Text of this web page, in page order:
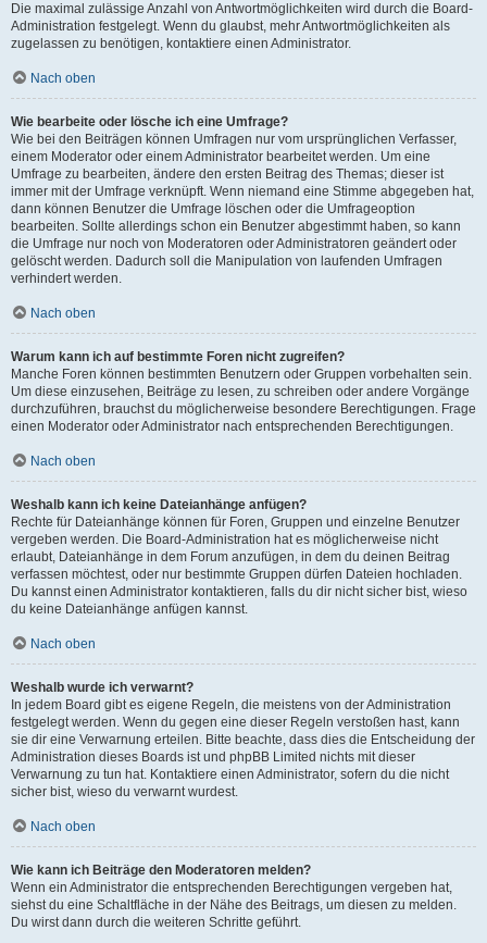
Die maximal zulässige Anzahl von Antwortmöglichkeiten wird durch die Board-
Administration festgelegt. Wenn du glaubst, mehr Antwortmöglichkeiten als
zugelassen zu benötigen, kontaktiere einen Administrator.
Nach oben
Wie bearbeite oder lösche ich eine Umfrage?
Wie bei den Beiträgen können Umfragen nur vom ursprünglichen Verfasser,
einem Moderator oder einem Administrator bearbeitet werden. Um eine
Umfrage zu bearbeiten, ändere den ersten Beitrag des Themas; dieser ist
immer mit der Umfrage verknüpft. Wenn niemand eine Stimme abgegeben hat,
dann können Benutzer die Umfrage löschen oder die Umfrageoption
bearbeiten. Sollte allerdings schon ein Benutzer abgestimmt haben, so kann
die Umfrage nur noch von Moderatoren oder Administratoren geändert oder
gelöscht werden. Dadurch soll die Manipulation von laufenden Umfragen
verhindert werden.
Nach oben
Warum kann ich auf bestimmte Foren nicht zugreifen?
Manche Foren können bestimmten Benutzern oder Gruppen vorbehalten sein.
Um diese einzusehen, Beiträge zu lesen, zu schreiben oder andere Vorgänge
durchzuführen, brauchst du möglicherweise besondere Berechtigungen. Frage
einen Moderator oder Administrator nach entsprechenden Berechtigungen.
Nach oben
Weshalb kann ich keine Dateianhänge anfügen?
Rechte für Dateianhänge können für Foren, Gruppen und einzelne Benutzer
vergeben werden. Die Board-Administration hat es möglicherweise nicht
erlaubt, Dateianhänge in dem Forum anzufügen, in dem du deinen Beitrag
verfassen möchtest, oder nur bestimmte Gruppen dürfen Dateien hochladen.
Du kannst einen Administrator kontaktieren, falls du dir nicht sicher bist, wieso
du keine Dateianhänge anfügen kannst.
Nach oben
Weshalb wurde ich verwarnt?
In jedem Board gibt es eigene Regeln, die meistens von der Administration
festgelegt werden. Wenn du gegen eine dieser Regeln verstoßen hast, kann
sie dir eine Verwarnung erteilen. Bitte beachte, dass dies die Entscheidung der
Administration dieses Boards ist und phpBB Limited nichts mit dieser
Verwarnung zu tun hat. Kontaktiere einen Administrator, sofern du die nicht
sicher bist, wieso du verwarnt wurdest.
Nach oben
Wie kann ich Beiträge den Moderatoren melden?
Wenn ein Administrator die entsprechenden Berechtigungen vergeben hat,
siehst du eine Schaltfläche in der Nähe des Beitrags, um diesen zu melden.
Du wirst dann durch die weiteren Schritte geführt.